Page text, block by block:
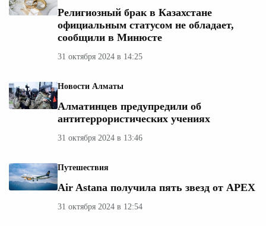
Религиозный брак в Казахстане
официальным статусом не обладает,
сообщили в Минюсте
31 октября 2024 в 14:25
Новости Алматы
Алматинцев предупредили об
антитеррористических учениях
31 октября 2024 в 13:46
Путешествия
Air Astana получила пять звезд от APEX
31 октября 2024 в 12:54